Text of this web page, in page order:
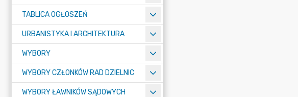
TABLICA OGŁOSZEŃ
URBANISTYKA I ARCHITEKTURA
WYBORY
WYBORY CZŁONKÓW RAD DZIELNIC
WYBORY ŁAWNIKÓW SĄDOWYCH